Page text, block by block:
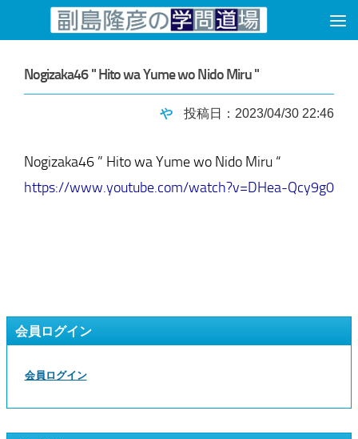
コンテンツへスキップ
Nogizaka46 " Hito wa Yume wo Nido Miru "
や 投稿日：2023/04/30 22:46
Nogizaka46 ” Hito wa Yume wo Nido Miru “
https://www.youtube.com/watch?v=DHea-Qcy9g0
会員ログイン
会員ログイン